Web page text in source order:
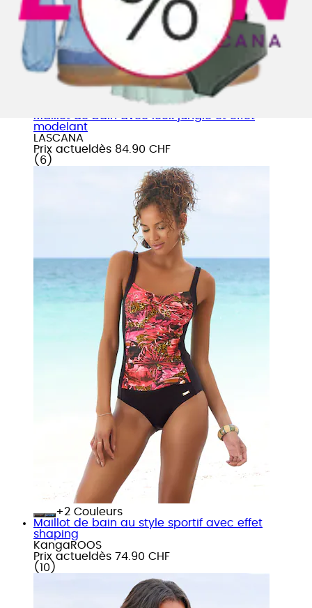
Maillot de bain avec look jungle et effet
modelant
LASCANA
Prix actuel dès 84.90 CHF
( 6 )
+
Couleurs
Maillot de bain au style sportif avec effet
shaping
KangaROOS
Prix actuel dès 74.90 CHF
( 10 )